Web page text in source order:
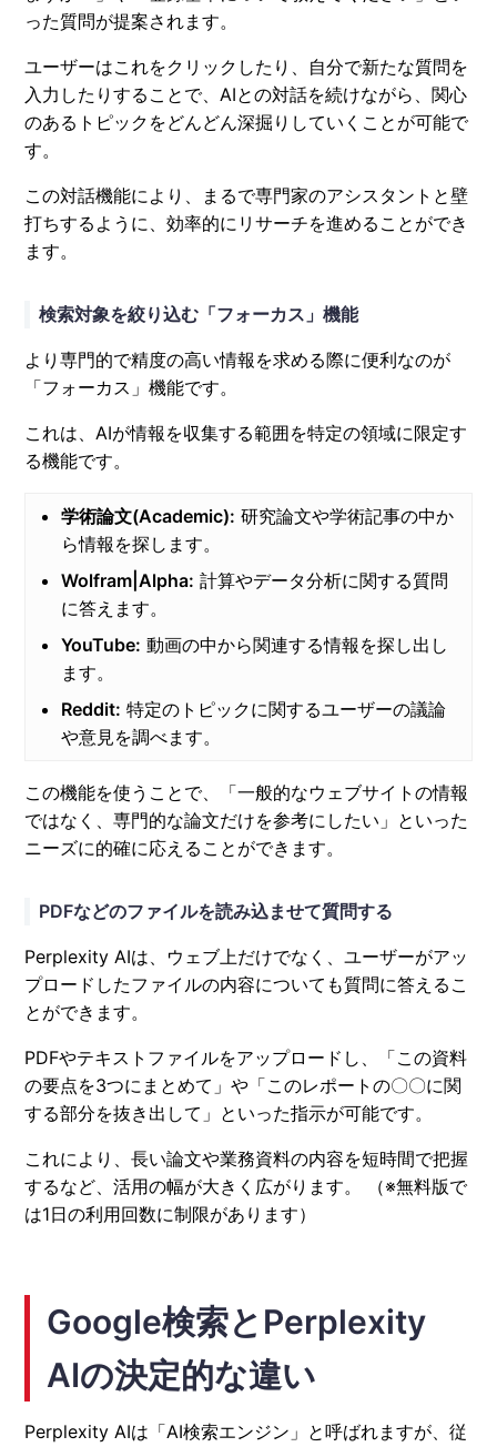
った質問が提案されます。
ユーザーはこれをクリックしたり、自分で新たな質問を
入力したりすることで、AIとの対話を続けながら、関心
のあるトピックをどんどん深掘りしていくことが可能で
す。
この対話機能により、まるで専門家のアシスタントと壁
打ちするように、効率的にリサーチを進めることができ
ます。
検索対象を絞り込む「フォーカス」機能
より専門的で精度の高い情報を求める際に便利なのが
「フォーカス」機能です。
これは、AIが情報を収集する範囲を特定の領域に限定す
る機能です。
学術論文(Academic): 研究論文や学術記事の中か
ら情報を探します。
Wolfram|Alpha: 計算やデータ分析に関する質問
に答えます。
YouTube: 動画の中から関連する情報を探し出し
ます。
Reddit: 特定のトピックに関するユーザーの議論
や意見を調べます。
この機能を使うことで、「一般的なウェブサイトの情報
ではなく、専門的な論文だけを参考にしたい」といった
ニーズに的確に応えることができます。
PDFなどのファイルを読み込ませて質問する
Perplexity AIは、ウェブ上だけでなく、ユーザーがアッ
プロードしたファイルの内容についても質問に答えるこ
とができます。
PDFやテキストファイルをアップロードし、「この資料
の要点を3つにまとめて」や「このレポートの〇〇に関
する部分を抜き出して」といった指示が可能です。
これにより、長い論文や業務資料の内容を短時間で把握
するなど、活用の幅が大きく広がります。 （※無料版で
は1日の利用回数に制限があります）
Google検索とPerplexity
AIの決定的な違い
Perplexity AIは「AI検索エンジン」と呼ばれますが、従